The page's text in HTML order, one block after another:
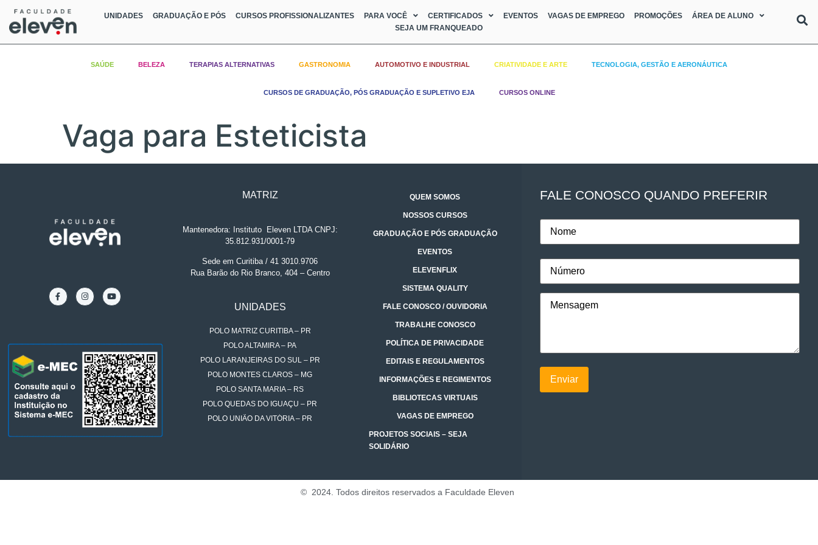
UNIDADES GRADUAÇÃO E PÓS CURSOS PROFISSIONALIZANTES PARA VOCÊ CERTIFICADOS EVENTOS VAGAS DE EMPREGO PROMOÇÕES
ÁREA DE ALUNO
SEJA UM FRANQUEADO
SAÚDE BELEZA TERAPIAS ALTERNATIVAS GASTRONOMIA AUTOMOTIVO E INDUSTRIAL CRIATIVIDADE E ARTE TECNOLOGIA, GESTÃO E AERONÁUTICA
CURSOS DE GRADUAÇÃO, PÓS GRADUAÇÃO E SUPLETIVO EJA CURSOS ONLINE
Vaga para Esteticista
MATRIZ
Mantenedora: Instituto.
Eleven LTDA CNPJ:
35.812.931/0001-79
Sede em Curitiba / 41 3010.9706
Rua Barão do Rio Branco, 404 – Centro
UNIDADES
POLO MATRIZ CURITIBA – PR
POLO ALTAMIRA – PA
POLO LARANJEIRAS DO SUL – PR
POLO MONTES CLAROS – MG
POLO SANTA MARIA – RS
POLO QUEDAS DO IGUAÇU – PR
POLO UNIÃO DA VITÓRIA – PR
QUEM SOMOS
NOSSOS CURSOS
GRADUAÇÃO E PÓS GRADUAÇÃO
EVENTOS
ELEVENFLIX
SISTEMA QUALITY
FALE CONOSCO / OUVIDORIA
TRABALHE CONOSCO
POLÍTICA DE PRIVACIDADE
EDITAIS E REGULAMENTOS
INFORMAÇÕES E REGIMENTOS
BIBLIOTECAS VIRTUAIS
VAGAS DE EMPREGO
PROJETOS SOCIAIS – SEJA
SOLIDÁRIO
FALE CONOSCO QUANDO PREFERIR
© 2024. Todos direitos reservados a Faculdade Eleven